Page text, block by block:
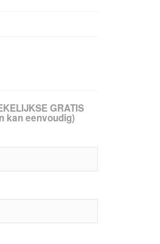
GRATIS
kan eenvoudig)